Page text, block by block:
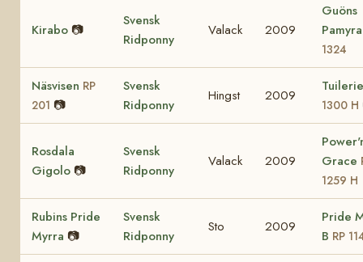
Kirabo 📷
Svensk
Ridponny
Valack 2009
Guöns
1324
Näsvisen RP
201 📷
Svensk
Ridponny
Hingst 2009
1300 H
Rosdala
Gigolo 📷
Svensk
Ridponny
Valack 2009
Grace
1259 H
Rubins Pride
Myrra 📷
Svensk
Ridponny
Sto 2009
Pride
B RP